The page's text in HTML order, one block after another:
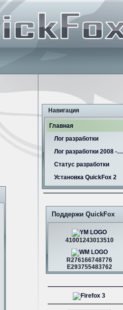
Навигация
Главная
Лог разработки
Лог разработки 2008 -…
Статус разработки
Установка QuickFox 2
Поддержи QuickFox
41001243013510
R276166748776
E293755483762